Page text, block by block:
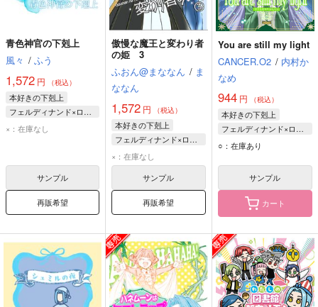
青色神官の下剋上
風々 / ふう
1,572 円 （税込）
本好きの下剋上
フェルディナンド×ローゼマイン
ローゼマイン
×：在庫なし
サンプル
再販希望
傲慢な魔王と変わり者
の姫 3
ふおん@まななん / ま
ななん
1,572 円 （税込）
本好きの下剋上
フェルディナンド×ローゼマイン
フェルディナンド
ローゼマイン
×：在庫なし
サンプル
再販希望
You are still my light
CANCER.O2 / 内村か
なめ
944円 （税込）
本好きの下剋上
フェルディナンド×ローゼマイン
フェルディナンド
○：在庫あり
サンプル
カート